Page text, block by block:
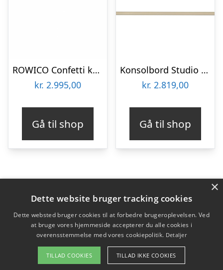
ROWICO Confetti konsolbord – hvidpigmenteret eg, m. skuffe
kr. 2.995,00
Gå til shop
Konsolbord Studio White Amaya lysegrå finish med vævede rattan-skuffer, MDF-bordplade og metalramme 120Ã40Ã76 cm
kr. 2.819,00
Gå til shop
Varekategorier
Produkter
Forside
Om / kontakt Blog Betingelser
×
Dette website bruger tracking cookies
Dette websted bruger cookies til at forbedre brugeroplevelsen. Ved
at bruge vores hjemmeside accepterer du alle cookies i
overensstemmelse med vores cookiepolitik. Detaljer
TILLAD COOKIES TILLAD IKKE COOKIES